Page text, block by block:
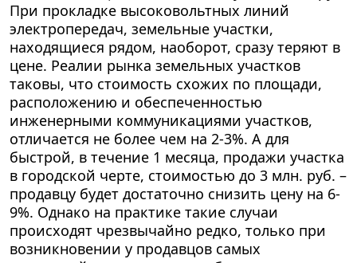
При прокладке высоковольтных линий
электропередач, земельные участки,
находящиеся рядом, наоборот, сразу теряют в
цене. Реалии рынка земельных участков
таковы, что стоимость схожих по площади,
расположению и обеспеченностью
инженерными коммуникациями участков,
отличается не более чем на 2-3%. А для
быстрой, в течение 1 месяца, продажи участка
в городской черте, стоимостью до 3 млн. руб. –
продавцу будет достаточно снизить цену на 6-
9%. Однако на практике такие случаи
происходят чрезвычайно редко, только при
возникновении у продавцов самых